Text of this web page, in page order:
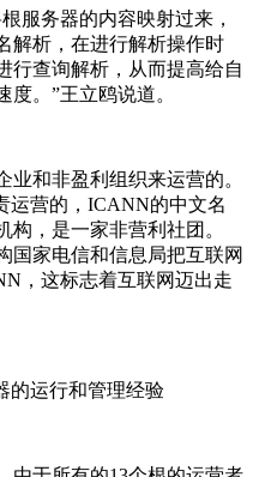
务器的内容映射过来，
解析，在进行解析操作时
行查询解析，从而提高给自
。”王立鸥说道。
和非盈利组织来运营的。
运营的，ICANN的中文名
，是一家非营利社团。
国家电信和信息局把互联网
，这标志着互联网迈出走
运行和管理经验